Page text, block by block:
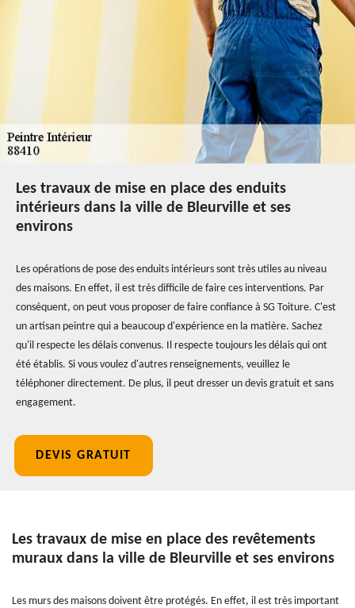
Les travaux de mise en place des enduits
intérieurs dans la ville de Bleurville et ses
environs
Les opérations de pose des enduits intérieurs sont très utiles au niveau
des maisons. En effet, il est très difficile de faire ces interventions. Par
conséquent, on peut vous proposer de faire confiance à SG Toiture. C'est
un artisan peintre qui a beaucoup d'expérience en la matière. Sachez
qu'il respecte les délais convenus. Il respecte toujours les délais qui ont
été établis. Si vous voulez d'autres renseignements, veuillez le
téléphoner directement. De plus, il peut dresser un devis gratuit et sans
engagement.
DEVIS GRATUIT
Les travaux de mise en place des revêtements
muraux dans la ville de Bleurville et ses environs
Les murs des maisons doivent être protégés. En effet, il est très important